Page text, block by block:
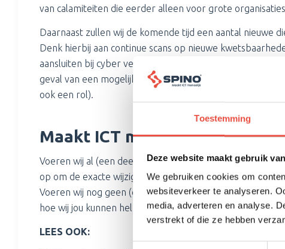
Toestemming
Deze website maakt gebruik
We gebruiken cookies om
websiteverkeer te analyseren.
media, adverteren en analyse.
verstrekt of die ze hebben
van calamiteiten die eerder alleen voor grote
Daarnaast zullen wij de komende tijd een aantal nieuwe
Denk hierbij aan continue scans op nieuwe
aansluiten bij cyber verzekeringen (dat scheelt jou weer
geval van een mogelijke datalek (want wij doen dan wel
ook een rol).
Maakt ICT menselijk
Voeren wij al (een deel van) het beheer van jouw ICT uit,
op om de exacte wijzigingen en voordelen te bespreken.
Voeren wij nog geen (deel)beheer voor jou uit? Neem
hoe wij jou kunnen helpen.
LEES OOK: